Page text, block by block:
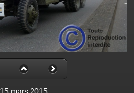
15 mars 2015